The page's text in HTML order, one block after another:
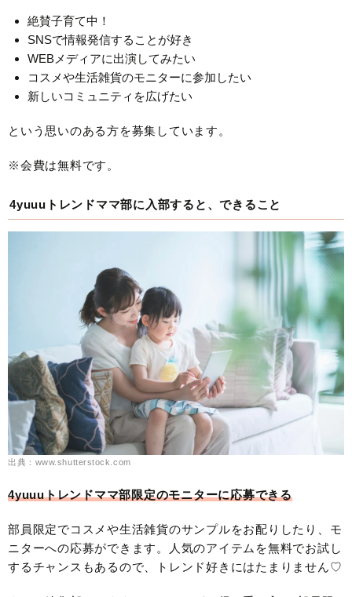
絶賛子育て中！
SNSで情報発信することが好き
WEBメディアに出演してみたい
コスメや生活雑貨のモニターに参加したい
新しいコミュニティを広げたい
という思いのある方を募集しています。
※会費は無料です。
4yuuuトレンドママ部に入部すると、できること
出典：www.shutterstock.com
4yuuuトレンドママ部限定のモニターに応募できる
部員限定でコスメや生活雑貨のサンプルをお配りしたり、モ
ニターへの応募ができます。人気のアイテムを無料でお試し
するチャンスもあるので、トレンド好きにはたまりません♡